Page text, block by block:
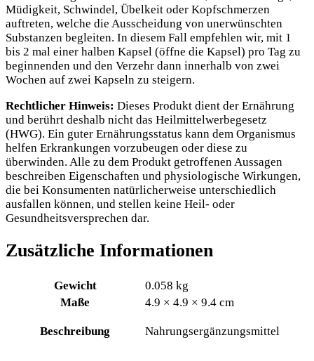
Müdigkeit, Schwindel, Übelkeit oder Kopfschmerzen
auftreten, welche die Ausscheidung von unerwünschten
Substanzen begleiten. In diesem Fall empfehlen wir, mit 1
bis 2 mal einer halben Kapsel (öffne die Kapsel) pro Tag zu
beginnenden und den Verzehr dann innerhalb von zwei
Wochen auf zwei Kapseln zu steigern.
Rechtlicher Hinweis: Dieses Produkt dient der Ernährung
und berührt deshalb nicht das Heilmittelwerbegesetz
(HWG). Ein guter Ernährungsstatus kann dem Organismus
helfen Erkrankungen vorzubeugen oder diese zu
überwinden. Alle zu dem Produkt getroffenen Aussagen
beschreiben Eigenschaften und physiologische Wirkungen,
die bei Konsumenten natürlicherweise unterschiedlich
ausfallen können, und stellen keine Heil- oder
Gesundheitsversprechen dar.
Zusätzliche Informationen
Gewicht
0.058 kg
Maße
4.9 × 4.9 × 9.4 cm
Beschreibung Nahrungsergänzungsmittel